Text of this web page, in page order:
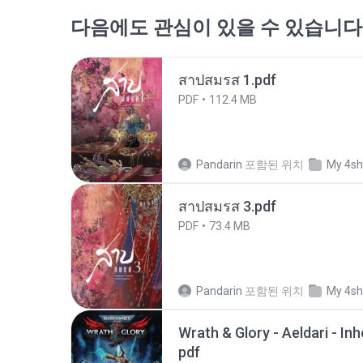
다음에도 관심이 있을 수 있습니다
สาปสมรส 1.pdf
PDF 112.4 MB
Pandarin 포함된 위치 My
สาปสมรส 3.pdf
PDF 73.4 MB
Pandarin 포함된 위치 My
Wrath & Glory - Aeldari -
pdf